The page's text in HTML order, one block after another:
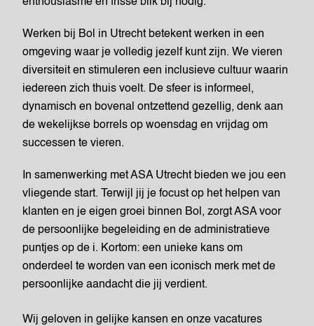
Werken bij Bol in Utrecht betekent werken in een
omgeving waar je volledig jezelf kunt zijn. We vieren
diversiteit en stimuleren een inclusieve cultuur waarin
iedereen zich thuis voelt. De sfeer is informeel,
dynamisch en bovenal ontzettend gezellig, denk aan
de wekelijkse borrels op woensdag en vrijdag om
successen te vieren.
In samenwerking met ASA Utrecht bieden we jou een
vliegende start. Terwijl jij je focust op het helpen van
klanten en je eigen groei binnen Bol, zorgt ASA voor
de persoonlijke begeleiding en de administratieve
puntjes op de i. Kortom: een unieke kans om
onderdeel te worden van een iconisch merk met de
persoonlijke aandacht die jij verdient.
Wij geloven in gelijke kansen en onze vacatures